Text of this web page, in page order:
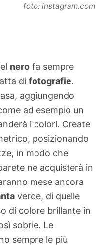
foto: instagram.com
nero fa sempre
di fotografie.
aggiungendo
ad esempio un
i colori. Create
posizionando
in modo che
ne acquisterà in
mese ancora
verde, di quelle
di colore brillante in
sobrie. Le
sempre le più